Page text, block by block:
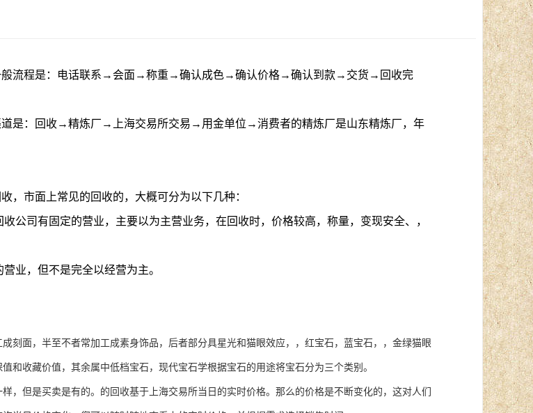
般流程是：电话联系→会面→称重→确认成色→确认价格→确认到款→交货→回收完
道是：回收→精炼厂→上海交易所交易→用金单位→消费者的精炼厂是山东精炼厂，年
，市面上常见的回收的，大概可分为以下几种：
公司有固定的营业，主要以为主营业务，在回收时，价格较高，称量，变现安全、，
业，但不是完全以经营为主。
面，半至不者常加工成素身饰品，后者部分具星光和猫眼效应，，红宝石，蓝宝石，，金绿猫眼
和收藏价值，其余属中低档宝石，现代宝石学根据宝石的用途将宝石分为三个类别。
但是买卖是有的。的回收基于上海交易所当日的实时价格。那么的价格是不断变化的，这对人们